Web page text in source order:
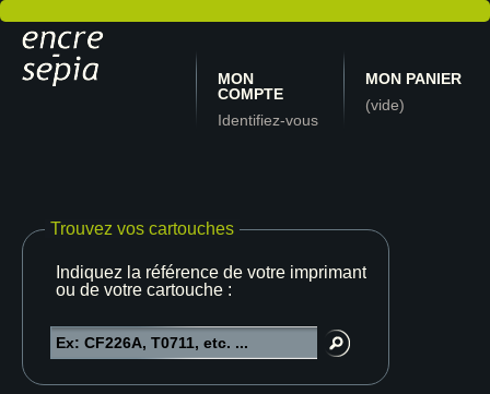
MON
COMPTE
Identifiez-vous
MON PANIER
(vide)
Trouvez vos cartouches
Indiquez la référence de votre imprimante
ou de votre cartouche :